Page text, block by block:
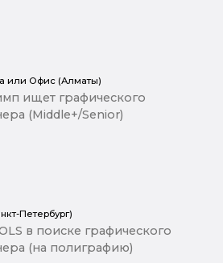
или Офис (Алматы)
ищет графического
(Middle+/Senior)
Петербург)
в поиске графического
(на полиграфию)